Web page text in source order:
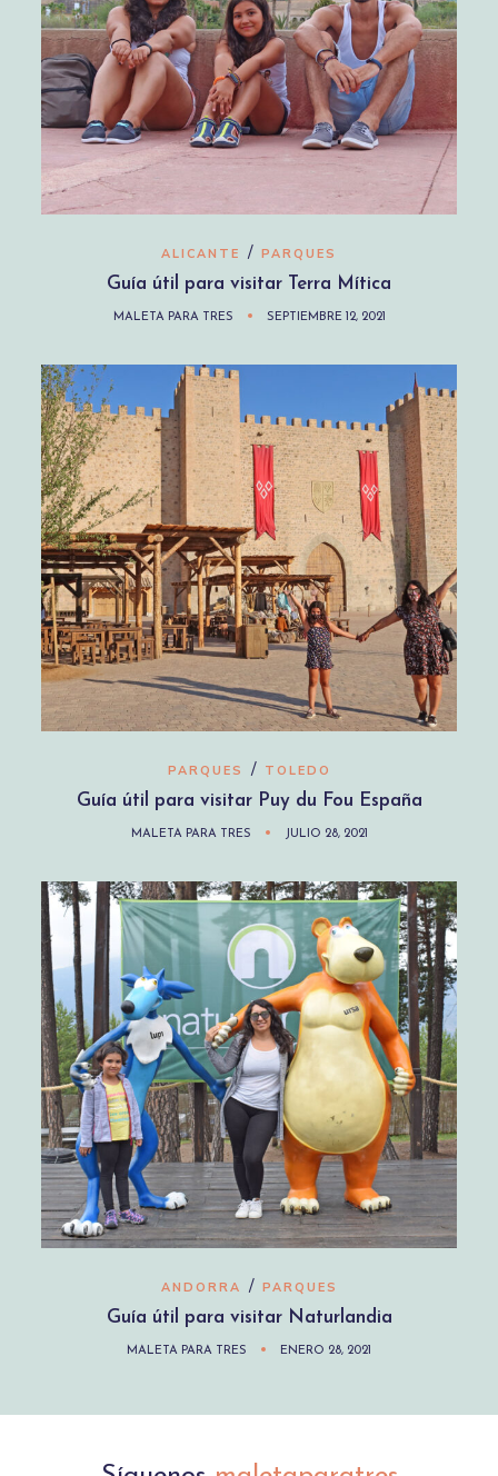
ALICANTE / PARQUES
Guía útil para visitar Terra Mítica
MALETA PARA TRES SEPTIEMBRE 12, 2021
PARQUES / TOLEDO
Guía útil para visitar Puy du Fou España
MALETA PARA TRES JULIO 28, 2021
ANDORRA / PARQUES
Guía útil para visitar Naturlandia
MALETA PARA TRES ENERO 28, 2021